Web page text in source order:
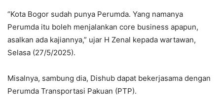
“Kota Bogor sudah punya Perumda. Yang namanya
Perumda itu boleh menjalankan core business apapun,
asalkan ada kajiannya,” ujar H Zenal kepada wartawan,
Selasa (27/5/2025).
Misalnya, sambung dia, Dishub dapat bekerjasama dengan
Perumda Transportasi Pakuan (PTP).